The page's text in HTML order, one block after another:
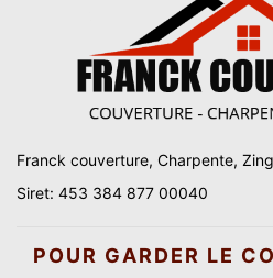
Franck couverture, Charpente,
Siret: 453 384 877 00040
POUR GARDER LE